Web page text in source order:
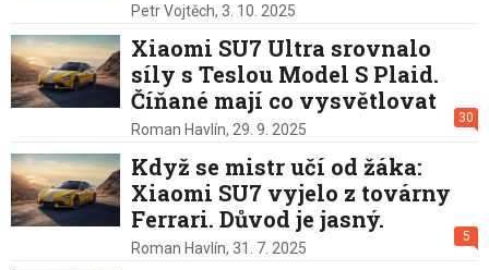
Petr Vojtěch, 3. 10. 2025
Xiaomi SU7 Ultra srovnalo
síly s Teslou Model S Plaid.
Číňané mají co vysvětlovat
30
Roman Havlín, 29. 9. 2025
Když se mistr učí od žáka:
Xiaomi SU7 vyjelo z továrny
Ferrari. Důvod je jasný.
5
Roman Havlín, 31. 7. 2025